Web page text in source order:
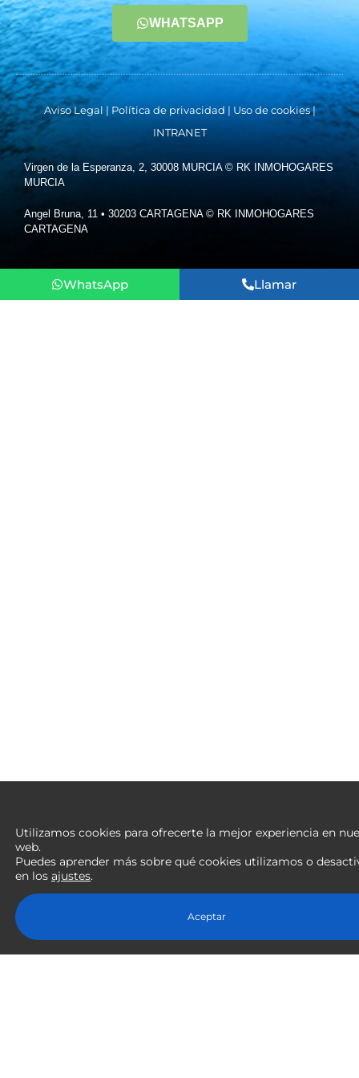
WHATSAPP
Aviso Legal | Política de privacidad | Uso de cookies|
INTRANET
Virgen de la Esperanza, 2, 30008 MURCIA © RK INMOHOGARES
MURCIA
Angel Bruna, 11 • 30203 CARTAGENA © RK INMOHOGARES
CARTAGENA
WhatsApp Llamar
Utilizamos cookies para ofrecerte la mejor experiencia en
web.
Puedes aprender más sobre qué cookies utilizamos o
en los ajustes.
Aceptar